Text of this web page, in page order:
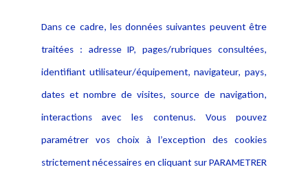
Dans ce cadre, les données suivantes peuvent être
traitées : adresse IP, pages/rubriques consultées,
identifiant utilisateur/équipement, navigateur, pays,
dates et nombre de visites, source de navigation,
interactions avec les contenus. Vous pouvez
paramétrer vos choix à l’exception des cookies
strictement nécessaires en cliquant sur PARAMETRER